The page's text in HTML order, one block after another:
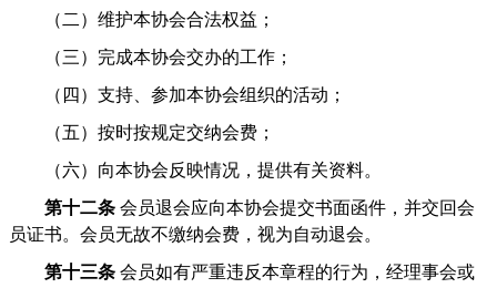
（二）维护本协会合法权益；
（三）完成本协会交办的工作；
（四）支持、参加本协会组织的活动；
（五）按时按规定交纳会费；
（六）向本协会反映情况，提供有关资料。
第十二条 会员退会应向本协会提交书面函件，并交回会
员证书。会员无故不缴纳会费，视为自动退会。
第十三条 会员如有严重违反本章程的行为，经理事会或